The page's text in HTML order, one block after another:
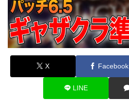
X Facebook
LINE